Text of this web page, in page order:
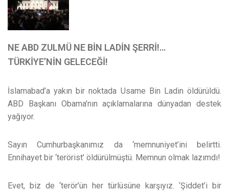
NE ABD ZULMÜ NE BİN LADİN ŞERRİ!…
TÜRKİYE’NİN GELECEĞİ!
İslamabad’a yakın bir noktada Usame Bin Ladin öldürüldü.
ABD Başkanı Obama’nın açıklamalarına dünyadan destek
yağıyor.
Sayın Cumhurbaşkanımız da ‘memnuniyet’ini belirtti.
Ennihayet bir ‘terörist’ öldürülmüştü. Memnun olmak lazımdı!
Evet, biz de ‘terör’ün her türlüsüne karşıyız. ‘Şiddet’i bir